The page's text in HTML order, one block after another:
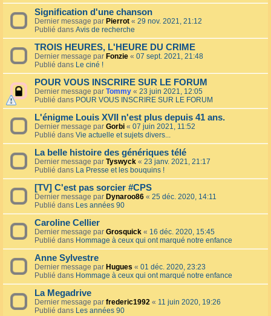
Signification d'une chanson
Dernier message par Pierrot « 29 nov. 2021, 21:12
Publié dans Avis de recherche
TROIS HEURES, L'HEURE DU CRIME
Dernier message par Fonzie « 07 sept. 2021, 21:48
Publié dans Le ciné !
POUR VOUS INSCRIRE SUR LE FORUM
Dernier message par Tommy « 23 juin 2021, 12:05
Publié dans POUR VOUS INSCRIRE SUR LE FORUM
L'énigme Louis XVII n'est plus depuis 41 ans.
Dernier message par Gorbi « 07 juin 2021, 11:52
Publié dans Vie actuelle et sujets divers...
La belle histoire des génériques télé
Dernier message par Tyswyck « 23 janv. 2021, 21:17
Publié dans La Presse et les bouquins !
[TV] C'est pas sorcier #CPS
Dernier message par Dynaroo86 « 25 déc. 2020, 14:11
Publié dans Les années 90
Caroline Cellier
Dernier message par Grosquick « 16 déc. 2020, 15:45
Publié dans Hommage à ceux qui ont marqué notre enfance
Anne Sylvestre
Dernier message par Hugues « 01 déc. 2020, 23:23
Publié dans Hommage à ceux qui ont marqué notre enfance
La Megadrive
Dernier message par frederic1992 « 11 juin 2020, 19:26
Publié dans Les années 90